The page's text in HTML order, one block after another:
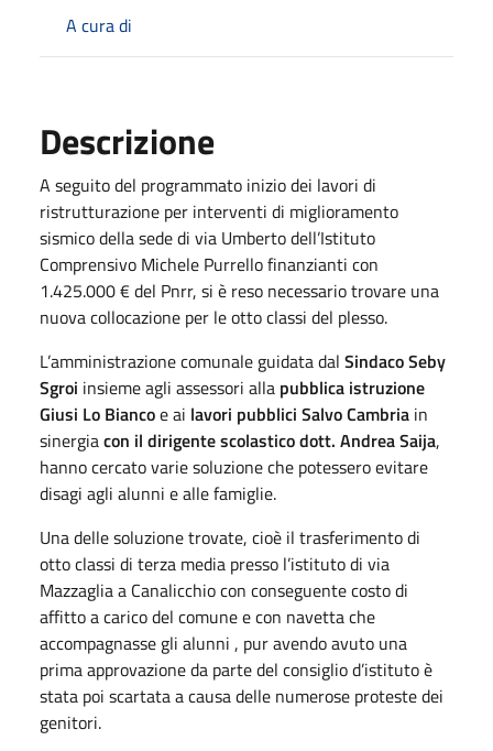
A cura di
Descrizione
A seguito del programmato inizio dei lavori di
ristrutturazione per interventi di miglioramento
sismico della sede di via Umberto dell’Istituto
Comprensivo Michele Purrello finanzianti con
1.425.000 € del Pnrr, si è reso necessario trovare una
nuova collocazione per le otto classi del plesso.
L’amministrazione comunale guidata dal Sindaco Seby
Sgroi insieme agli assessori alla pubblica istruzione
Giusi Lo Biancoe ai lavori pubblici Salvo Cambria in
sinergiacon il dirigente scolastico dott. Andrea Saija,
hanno cercato varie soluzione che potessero evitare
disagi agli alunni e alle famiglie.
Una delle soluzione trovate, cioè il trasferimento di
otto classi di terza media presso l’istituto di via
Mazzaglia a Canalicchio con conseguente costo di
affitto a carico del comune e con navetta che
accompagnasse gli alunni , pur avendo avuto una
prima approvazione da parte del consiglio d’istituto è
stata poi scartata a causa delle numerose proteste dei
genitori.